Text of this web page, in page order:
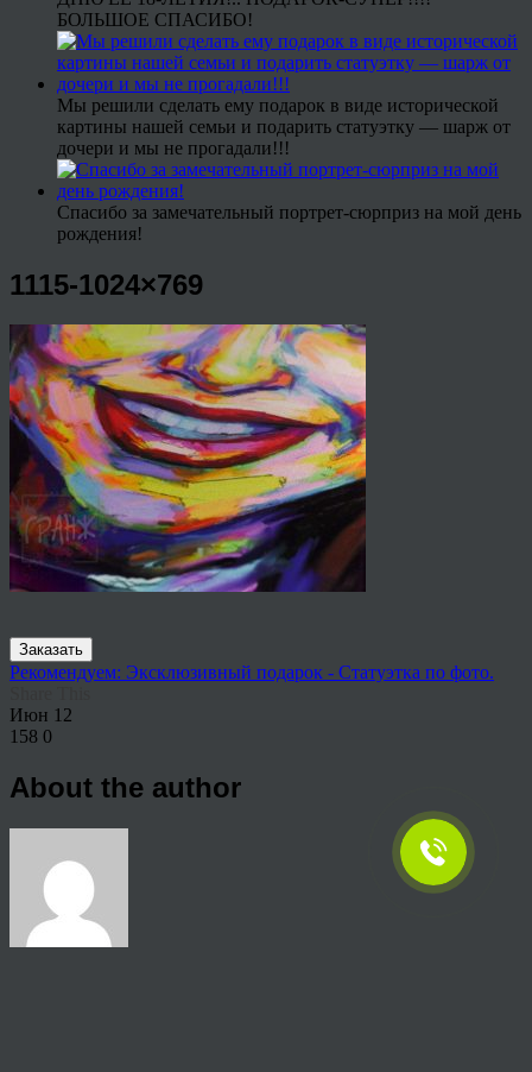
БОЛЬШОЕ СПАСИБО!
Мы решили сделать ему подарок в виде исторической
картины нашей семьи и подарить статуэтку — шарж от
дочери и мы не прогадали!!!
Спасибо за замечательный портрет-сюрприз на мой день
рождения!
1115-1024×769
Заказать
Рекомендуем: Эксклюзивный подарок - Статуэтка по фото.
Июн 12
158 0
About the author